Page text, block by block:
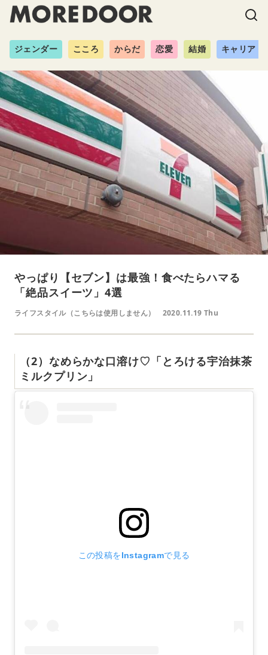
ジェンダー こころ からだ 恋愛 結婚 キャリア
やっぱり【セブン】は最強！食べたらハマる
「絶品スイーツ」4選
ライフスタイル（こちらは使用しません） 2020.11.19 Thu
（2）なめらかな口溶け♡「とろける宇治抹茶
ミルクプリン」
この投稿をInstagramで見る